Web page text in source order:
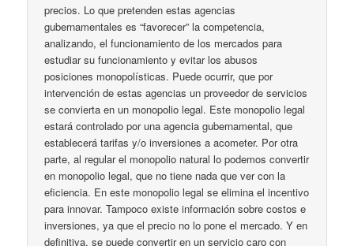
precios. Lo que pretenden estas agencias
gubernamentales es “favorecer” la competencia,
analizando, el funcionamiento de los mercados para
estudiar su funcionamiento y evitar los abusos
posiciones monopolísticas. Puede ocurrir, que por
intervención de estas agencias un proveedor de servicios
se convierta en un monopolio legal. Este monopolio legal
estará controlado por una agencia gubernamental, que
establecerá tarifas y/o inversiones a acometer. Por otra
parte, al regular el monopolio natural lo podemos convertir
en monopolio legal, que no tiene nada que ver con la
eficiencia. En este monopolio legal se elimina el incentivo
para innovar. Tampoco existe información sobre costos e
inversiones, ya que el precio no lo pone el mercado. Y en
definitiva, se puede convertir en un servicio caro con